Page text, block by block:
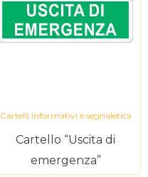
Cartelli informativi e segnaletica
Cartello “Uscita di
emergenza”